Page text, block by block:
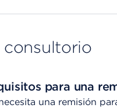
consultorio
para una
una remisión